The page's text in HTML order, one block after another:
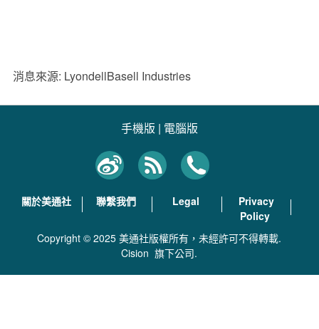
消息來源: LyondellBasell Industries
手機版 | 電腦版
關於美通社 聯繫我們 Legal
Privacy
Policy
Copyright © 2025 美通社版權所有，未經許可不得轉載.
Cision 旗下公司.